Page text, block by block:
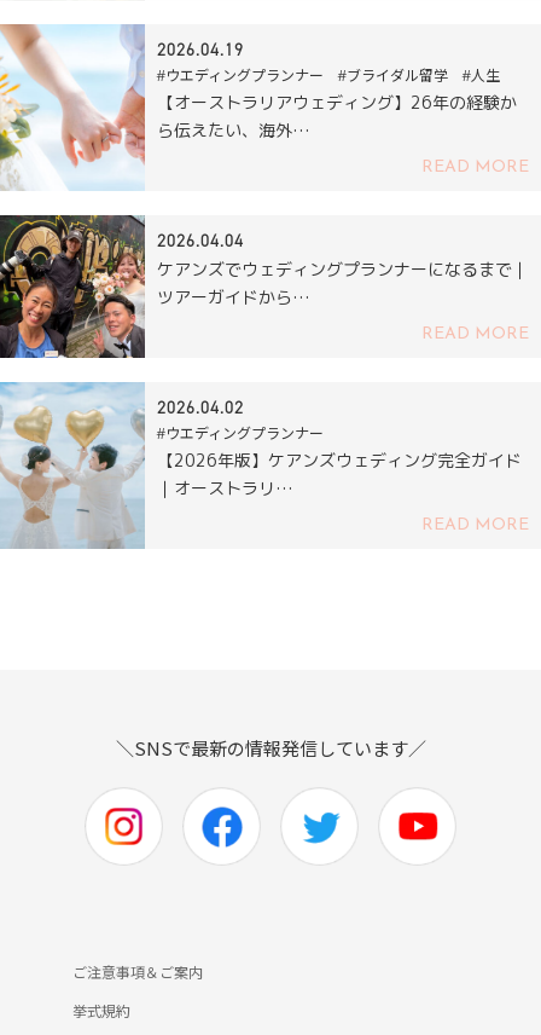
2026.04.19
#ウエディングプランナー #ブライダル留学 #人生
【オーストラリアウェディング】26年の経験か
ら伝えたい、海外…
READ MORE
2026.04.04
ケアンズでウェディングプランナーになるまで｜
ツアーガイドから…
READ MORE
2026.04.02
#ウエディングプランナー
【2026年版】ケアンズウェディング完全ガイド
｜オーストラリ…
READ MORE
＼SNSで最新の情報発信しています／
ご注意事項＆ご案内
挙式規約